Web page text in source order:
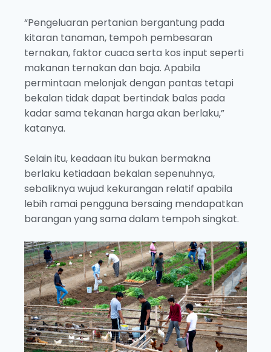
“Pengeluaran pertanian bergantung pada
kitaran tanaman, tempoh pembesaran
ternakan, faktor cuaca serta kos input seperti
makanan ternakan dan baja. Apabila
permintaan melonjak dengan pantas tetapi
bekalan tidak dapat bertindak balas pada
kadar sama tekanan harga akan berlaku,”
katanya.
Selain itu, keadaan itu bukan bermakna
berlaku ketiadaan bekalan sepenuhnya,
sebaliknya wujud kekurangan relatif apabila
lebih ramai pengguna bersaing mendapatkan
barangan yang sama dalam tempoh singkat.